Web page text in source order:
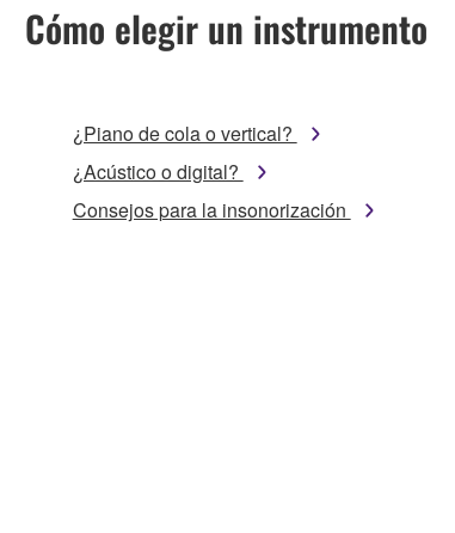
Cómo elegir un instrumento
¿Piano de cola o vertical?
¿Acústico o digital?
Consejos para la insonorización